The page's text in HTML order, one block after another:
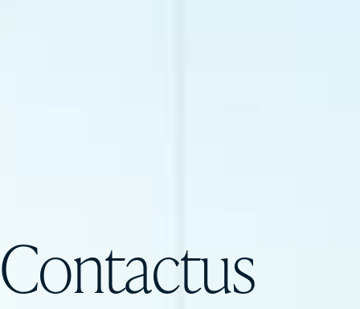
Contactus